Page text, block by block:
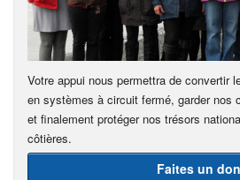
Votre appui nous permettra de convertir
en systèmes à circuit fermé, garder nos
et finalement protéger nos trésors
côtières.
Faites un don